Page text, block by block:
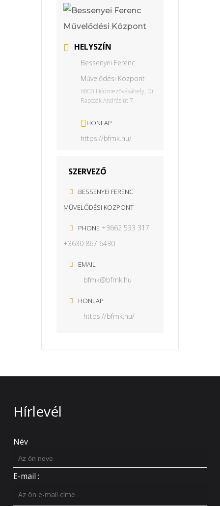
HELYSZÍN
Bessenyei Ferenc
Művelődési Központ
6800 Hódmezővásáhely, Dr.
Rapcsák András út 7.
HONLAP
https://bfmk.hu/
SZERVEZŐ
BESSENYEI FERENC
MŰVELŐDÉSI KÖZPONT
PHONE +3662 533 317
+3630 867 6430
EMAIL
bfmk@bfmk.hu
HONLAP
https://bfmk.hu/
Hírlevél
Név
E-mail :